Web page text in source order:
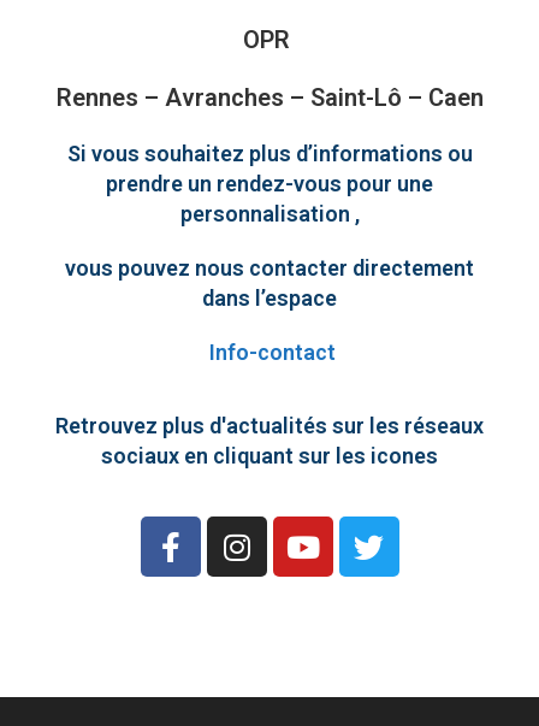
OPR
Rennes – Avranches – Saint-Lô – Caen
Si vous souhaitez plus d’informations ou
prendre un rendez-vous pour une
personnalisation ,
vous pouvez nous contacter directement
dans l’espace
Info-contact
Retrouvez plus d'actualités sur les réseaux
sociaux en cliquant sur les icones